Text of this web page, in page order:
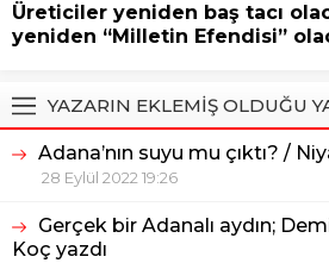
Üreticiler yeniden baş tacı
yeniden “Milletin Efendisi”
YAZARIN EKLEMİŞ OLDUĞU
Adana’nın suyu mu çıktı? /
28 Eylül 2022 19:26
Gerçek bir Adanalı aydın;
Koç yazdı